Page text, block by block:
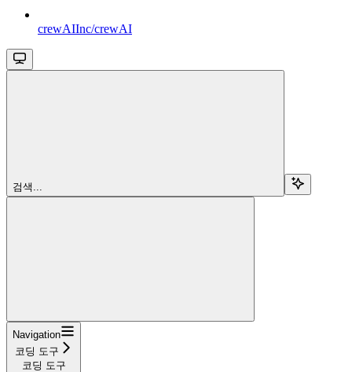
crewAIInc/crewAI
검색...
Navigation
코딩 도구
코딩 도구